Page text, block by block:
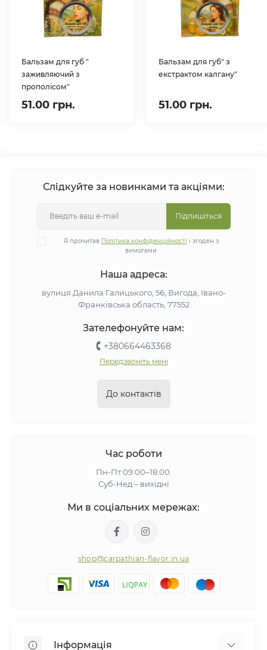
Бальзам для губ "
заживляючий з
прополісом"
51.00 грн.
Бальзам для губ" з
екстрактом калгану"
51.00 грн.
Слідкуйте за новинками та акціями:
Підпишіться
Я прочитав Політика конфіденційності і згоден з
вимогами
Наша адреса:
вулиця Данила Галицького, 56, Вигода, Івано-
Франківська область, 77552
Зателефонуйте нам:
+380664463368
Передзвоніть мені
До контактів
Час роботи
Пн-Пт 09:00–18:00.
Суб-Нед – вихідні
Ми в соціальних мережах:
shop@carpathian-flavor.in.ua
Інформація